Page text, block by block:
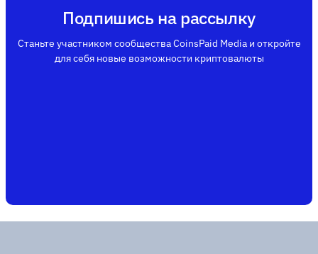
Подпишись на рассылку
Станьте участником сообщества CoinsPaid Media и откройте
для себя новые возможности криптовалюты